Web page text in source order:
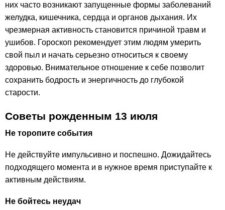
них часто возникают запущенные формы заболеваний
желудка, кишечника, сердца и органов дыхания. Их
чрезмерная активность становится причиной травм и
ушибов. Гороскоп рекомендует этим людям умерить
свой пыл и начать серьезно относиться к своему
здоровью. Внимательное отношение к себе позволит
сохранить бодрость и энергичность до глубокой
старости.
Советы рожденным 13 июля
Не торопите события
Не действуйте импульсивно и поспешно. Дожидайтесь
подходящего момента и в нужное время приступайте к
активным действиям.
Не бойтесь неудач